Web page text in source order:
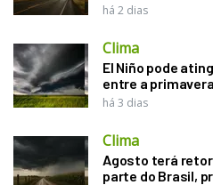
há 2 dias
Clima
El Niño pode
entre a
há 3 dias
Clima
Agosto terá
parte do Brasil,